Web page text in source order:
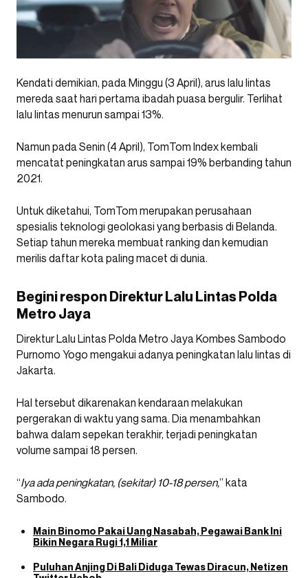
Kendati demikian, pada Minggu (3 April), arus lalu lintas
mereda saat hari pertama ibadah puasa bergulir. Terlihat
lalu lintas menurun sampai 13%.
Namun pada Senin (4 April), TomTom Index kembali
mencatat peningkatan arus sampai 19% berbanding tahun
2021.
Untuk diketahui, TomTom merupakan perusahaan
spesialis teknologi geolokasi yang berbasis di Belanda.
Setiap tahun mereka membuat ranking dan kemudian
merilis daftar kota paling macet di dunia.
Begini respon Direktur Lalu Lintas Polda
Metro Jaya
Direktur Lalu Lintas Polda Metro Jaya Kombes Sambodo
Purnomo Yogo mengakui adanya peningkatan lalu lintas di
Jakarta.
Hal tersebut dikarenakan kendaraan melakukan
pergerakan di waktu yang sama. Dia menambahkan
bahwa dalam sepekan terakhir, terjadi peningkatan
volume sampai 18 persen.
“Iya ada peningkatan, (sekitar) 10-18 persen,” kata
Sambodo.
Main Binomo Pakai Uang Nasabah, Pegawai Bank Ini
Bikin Negara Rugi 1,1 Miliar
Puluhan Anjing Di Bali Diduga Tewas Diracun, Netizen